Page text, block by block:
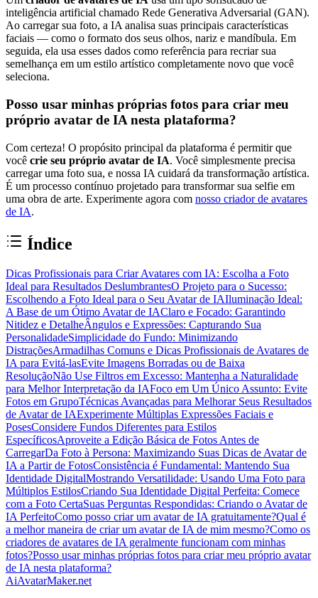
inteligência artificial chamado Rede Generativa Adversarial (GAN).
Ao carregar sua foto, a IA analisa suas principais características
faciais — como o formato dos seus olhos, nariz e mandíbula. Em
seguida, ela usa esses dados como referência para recriar sua
semelhança em um estilo artístico completamente novo que você
seleciona.
Posso usar minhas próprias fotos para criar meu
próprio avatar de IA nesta plataforma?
Com certeza! O propósito principal da plataforma é permitir que
você crie seu próprio avatar de IA. Você simplesmente precisa
carregar uma foto sua, e nossa IA cuidará da transformação artística.
É um processo contínuo projetado para transformar sua selfie em
uma obra de arte. Experimente agora com nosso criador de avatares
de IA.
Índice
Dicas Profissionais para Criar Avatares com IA: Escolha a Foto
Ideal para Resultados DeslumbrantesO Projeto para o Sucesso:
Escolhendo a Foto Ideal para o Seu Avatar de IAIluminação Ideal:
A Base de um Ótimo Avatar de IAClaro e Focado: Garantindo
Nitidez e DetalheÂngulos e Expressões: Capturando Sua
PersonalidadeSimplicidade do Fundo: Minimizando
DistraçõesArmadilhas Comuns e Dicas Profissionais de Avatares de
IA para Evitá-lasEvite Imagens Borradas ou de Baixa
ResoluçãoNão Use Filtros em Excesso: Mantenha a Naturalidade
para Melhor Interpretação da IAFoco em Um Único Assunto: Evite
Fotos em GrupoTécnicas Avançadas para Melhorar Seus Resultados
de Avatar de IAExperimente Múltiplas Expressões Faciais e
PosesConsidere Fundos Diferentes para Estilos
EspecíficosAproveite a Edição Básica de Fotos Antes de
CarregarDa Foto à Persona: Maximizando Suas Dicas de Avatar de
IA a Partir de FotosConsistência é Fundamental: Mantendo Sua
Identidade DigitalMostrando Versatilidade: Usando Uma Foto para
Múltiplos EstilosCriando Sua Identidade Digital Perfeita: Comece
com a Foto CertaSuas Perguntas Respondidas: Criando o Avatar de
IA PerfeitoComo posso criar um avatar de IA gratuitamente?Qual é
a melhor maneira de criar um avatar de IA de mim mesmo?Como os
criadores de avatares de IA geralmente funcionam com minhas
fotos?Posso usar minhas próprias fotos para criar meu próprio avatar
de IA nesta plataforma?
AiAvatarMaker.net